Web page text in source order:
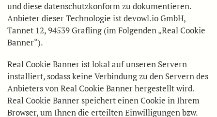
und diese datenschutzkonform zu dokumentieren.
Anbieter dieser Technologie ist devowl.io GmbH,
Tannet 12, 94539 Grafling (im Folgenden „Real Cookie
Banner“).
Real Cookie Banner ist lokal auf unseren Servern
installiert, sodass keine Verbindung zu den Servern des
Anbieters von Real Cookie Banner hergestellt wird.
Real Cookie Banner speichert einen Cookie in Ihrem
Browser, um Ihnen die erteilten Einwilligungen bzw.